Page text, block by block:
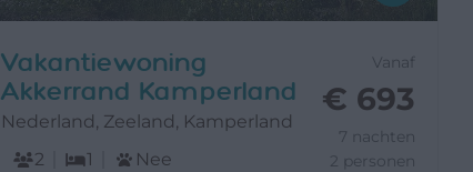
Vanaf
€ 693
7 nachten
2 personen
Vakantiewoning
Akkerrand Kamperland
Nederland, Zeeland, Kamperland
2
1
Nee